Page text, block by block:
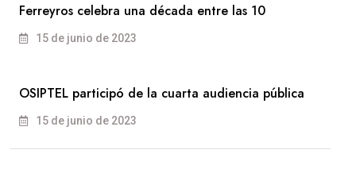
Ferreyros celebra una década entre las 10
15 de junio de 2023
OSIPTEL participó de la cuarta audiencia pública
15 de junio de 2023